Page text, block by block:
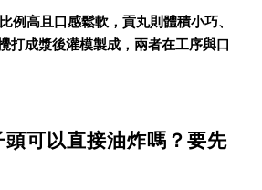
例高且口感鬆軟，貢丸則體積小巧、
打成漿後灌模製成，兩者在工序與口
可以直接油炸嗎？要先